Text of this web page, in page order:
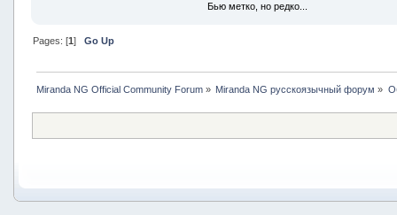
Бью метко, но редко...
Pages: [1] Go Up
Miranda NG Official Community Forum» Miranda NG русскоязычный форум »